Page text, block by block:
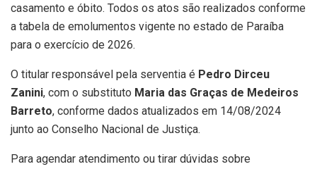
casamento e óbito. Todos os atos são realizados conforme
a tabela de emolumentos vigente no estado de Paraíba
para o exercício de 2026.
O titular responsável pela serventia é Pedro Dirceu
Zanini, com o substituto Maria das Graças de Medeiros
Barreto, conforme dados atualizados em 14/08/2024
junto ao Conselho Nacional de Justiça.
Para agendar atendimento ou tirar dúvidas sobre